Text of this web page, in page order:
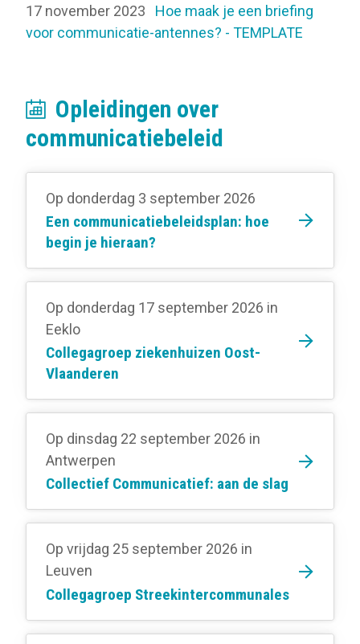
17 november 2023
Hoe maak je een briefing
voor communicatie-antennes? - TEMPLATE
Opleidingen over
communicatiebeleid
Op donderdag 3 september 2026
Een communicatiebeleidsplan: hoe
begin je hieraan?
Op donderdag 17 september 2026 in
Eeklo
Collegagroep ziekenhuizen Oost-
Vlaanderen
Op dinsdag 22 september 2026 in
Antwerpen
Collectief Communicatief: aan de slag
Op vrijdag 25 september 2026 in
Leuven
Collegagroep Streekintercommunales